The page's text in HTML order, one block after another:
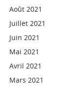
Août 2021
Juillet 2021
Juin 2021
Mai 2021
Avril 2021
Mars 2021